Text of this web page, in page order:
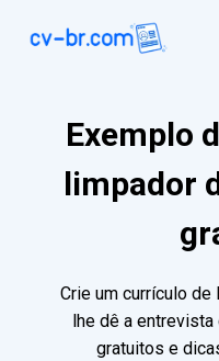
Exemplo
limpador
Crie um currículo
lhe dê a
gratuitos e